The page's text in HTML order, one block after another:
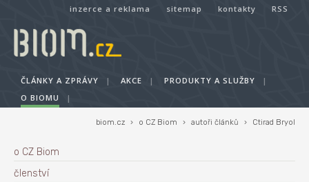
inzerce a reklama sitemap kontakty RSS
ČLÁNKY A ZPRÁVY | AKCE | PRODUKTY A SLUŽBY
|
O BIOMU
|
biom.cz › o CZ Biom › autoři článků › Ctirad Bryol
o CZ Biom
členství